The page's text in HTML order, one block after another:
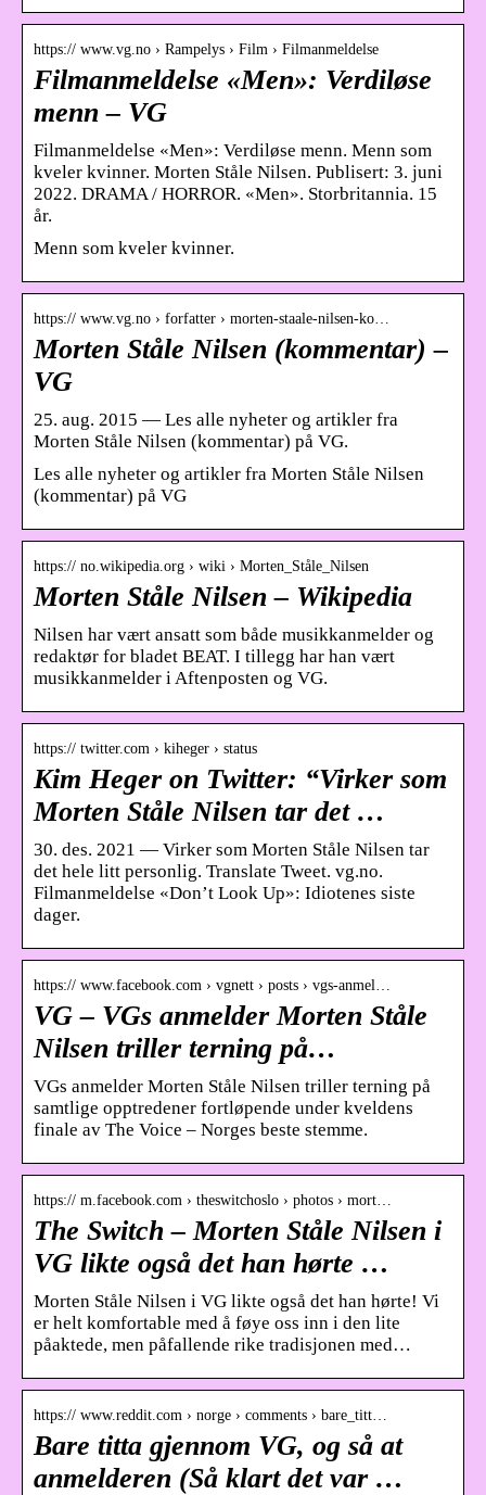
https:// www.vg.no › Rampelys › Film › Filmanmeldelse
Filmanmeldelse «Men»: Verdiløse
menn – VG
Filmanmeldelse «Men»: Verdiløse menn. Menn som
kveler kvinner. Morten Ståle Nilsen. Publisert: 3. juni
2022. DRAMA / HORROR. «Men». Storbritannia. 15
år.
Menn som kveler kvinner.
https:// www.vg.no › forfatter › morten-staale-nilsen-ko…
Morten Ståle Nilsen (kommentar) –
VG
25. aug. 2015 — Les alle nyheter og artikler fra
Morten Ståle Nilsen (kommentar) på VG.
Les alle nyheter og artikler fra Morten Ståle Nilsen
(kommentar) på VG
https:// no.wikipedia.org › wiki › Morten_Ståle_Nilsen
Morten Ståle Nilsen – Wikipedia
Nilsen har vært ansatt som både musikkanmelder og
redaktør for bladet BEAT. I tillegg har han vært
musikkanmelder i Aftenposten og VG.
https:// twitter.com › kiheger › status
Kim Heger on Twitter: “Virker som
Morten Ståle Nilsen tar det …
30. des. 2021 — Virker som Morten Ståle Nilsen tar
det hele litt personlig. Translate Tweet. vg.no.
Filmanmeldelse «Don’t Look Up»: Idiotenes siste
dager.
https:// www.facebook.com › vgnett › posts › vgs-anmel…
VG – VGs anmelder Morten Ståle
Nilsen triller terning på…
VGs anmelder Morten Ståle Nilsen triller terning på
samtlige opptredener fortløpende under kveldens
finale av The Voice – Norges beste stemme.
https:// m.facebook.com › theswitchoslo › photos › mort…
The Switch – Morten Ståle Nilsen i
VG likte også det han hørte …
Morten Ståle Nilsen i VG likte også det han hørte! Vi
er helt komfortable med å føye oss inn i den lite
påaktede, men påfallende rike tradisjonen med…
https:// www.reddit.com › norge › comments › bare_titt…
Bare titta gjennom VG, og så at
anmelderen (Så klart det var …